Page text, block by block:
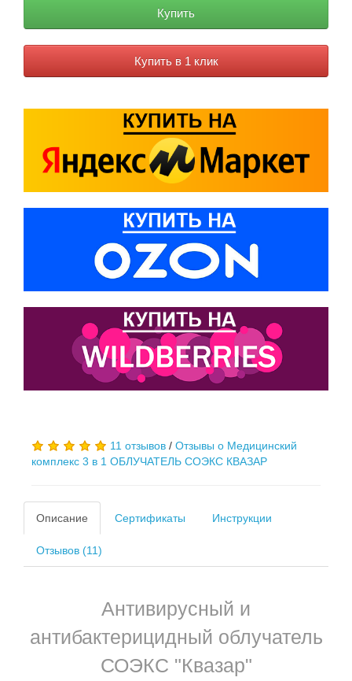
Купить
Купить в 1 клик
11 отзывов / Отзывы о Медицинский
комплекс 3 в 1 ОБЛУЧАТЕЛЬ СОЭКС КВАЗАР
Описание Сертификаты Инструкции
Отзывов (11)
Антивирусный и
антибактерицидный облучатель
СОЭКС "Квазар"